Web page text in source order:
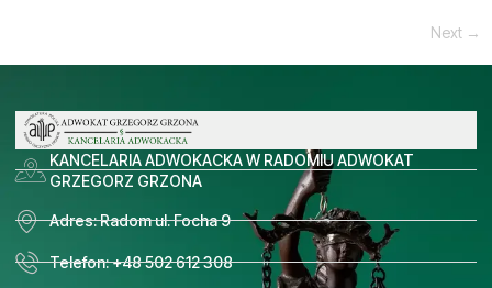
Next →
KANCELARIA ADWOKACKA W RADOMIU ADWOKAT
GRZEGORZ GRZONA
Adres: Radom ul. Focha 9
Telefon: +48 502 612 308